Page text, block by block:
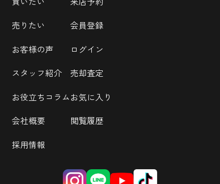
売りたい
お客様の声
スタッフ紹介
お役立ちコラム
会社概要
採用情報
会員登録
ログイン
売却査定
お気に入り
閲覧履歴